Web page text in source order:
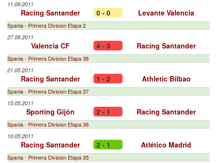
11.09.2011
Racing Santander 0 - 0 Levante Valencia
Spania - Primera Division Etapa 2
27.08.2011
Valencia CF 4 - 3 Racing Santander
Spania - Primera Division Etapa 38
21.05.2011
Racing Santander 1 - 2 Athletic Bilbao
Spania - Primera Division Etapa 37
15.05.2011
Sporting Gijón 2 - 1 Racing Santander
Spania - Primera Division Etapa 36
10.05.2011
Racing Santander 2 - 1 Atlético Madrid
Spania - Primera Division Etapa 35